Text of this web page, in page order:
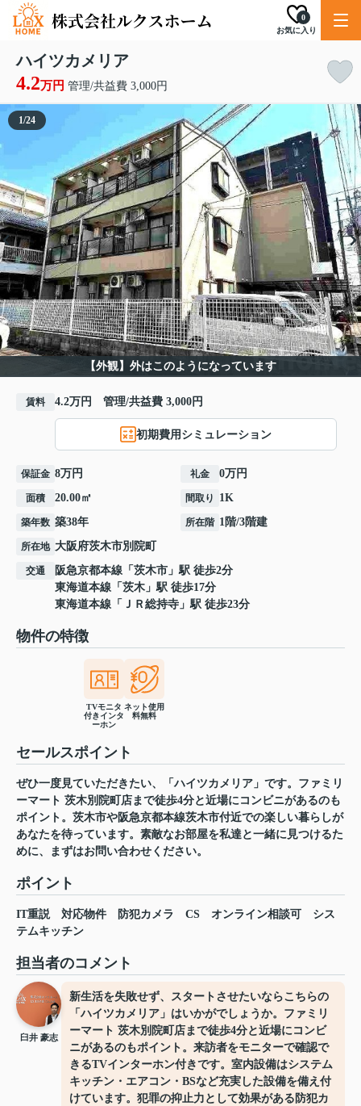
お気に入り
0
ハイツカメリア
4.2万円 管理/共益費 3,000円
【外観】外はこのようになっています
1/24
賃料 4.2万円 管理/共益費 3,000円
初期費用シミュレーション
保証金 8万円 礼金 0万円
面積 20.00㎡ 間取り 1K
築年数 築38年 所在階 1階/3階建
所在地 大阪府茨木市別院町
交通 阪急京都本線 「 茨木市 」駅 徒歩2分
東海道本線 「 茨木 」駅 徒歩17分
東海道本線 「 ＪＲ総持寺 」駅 徒歩23分
物件の特徴
TVモニタ
付きインタ
ーホン
ネット使用
料無料
セールスポイント
ぜひ一度見ていただきたい、「ハイツカメリア」です。ファミリ
ーマート 茨木別院町店まで徒歩4分と近場にコンビニがあるのも
ポイント。茨木市や阪急京都本線茨木市付近での楽しい暮らしが
あなたを待っています。素敵なお部屋を私達と一緒に見つけるた
めに、まずはお問い合わせください。
ポイント
IT重説 対応物件 防犯カメラ CS オンライン相談可
シス
テムキッチン
担当者のコメント
臼井 豪志
新生活を失敗せず、スタートさせたいならこちらの
「ハイツカメリア」はいかがでしょうか。ファミリ
ーマート 茨木別院町店まで徒歩4分と近場にコンビ
ニがあるのもポイント。来訪者をモニターで確認で
きるTVインターホン付きです。室内設備はシステム
キッチン・エアコン・BSなど充実した設備を備え付
けています。犯罪の抑止力として効果がある防犯カ